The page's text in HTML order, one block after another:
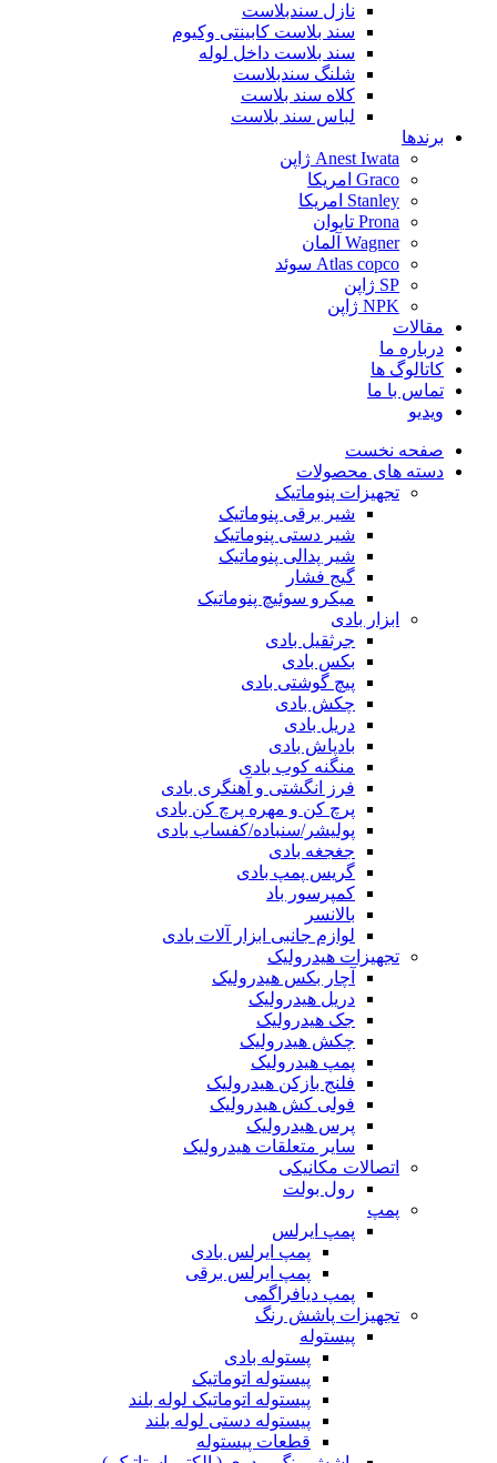
نازل سندبلاست
سند بلاست کابینتی وکیوم
سند بلاست داخل لوله
شلنگ سندبلاست
کلاه سند بلاست
لباس سند بلاست
برندها
Anest Iwata ژاپن
Graco امریکا
Stanley امریکا
Prona تایوان
Wagner آلمان
Atlas copco سوئد
SP ژاپن
NPK ژاپن
مقالات
درباره ما
کاتالوگ ها
تماس با ما
ویدیو
صفحه نخست
دسته های محصولات
تجهیزات پنوماتیک
شیر برقی پنوماتیک
شیر دستی پنوماتیک
شیر پدالی پنوماتیک
گیج فشار
میکرو سوئیچ پنوماتیک
ابزار بادی
جرثقیل بادی
بکس بادی
پیچ گوشتی بادی
چکش بادی
دریل بادی
بادپاش بادی
منگنه کوب بادی
فرز انگشتی و آهنگری بادی
پرچ کن و مهره پرچ کن بادی
پولیشر/سنباده/کفساب بادی
جغجغه بادی
گریس پمپ بادی
کمپرسور باد
بالانسر
لوازم جانبی ابزار آلات بادی
تجهیزات هیدرولیک
آچار بکس هیدرولیک
دریل هیدرولیک
جک هیدرولیک
چکش هیدرولیک
پمپ هیدرولیک
فلنج بازکن هیدرولیک
فولی کش هیدرولیک
پرس هیدرولیک
سایر متعلقات هیدرولیک
اتصالات مکانیکی
رول بولت
پمپ
پمپ ایرلس
پمپ ایرلس بادی
پمپ ایرلس برقی
پمپ دیافراگمی
تجهیزات پاشش رنگ
پیستوله
پستوله بادی
پیستوله اتوماتیک
پیستوله اتوماتیک لوله بلند
پیستوله دستی لوله بلند
قطعات پیستوله